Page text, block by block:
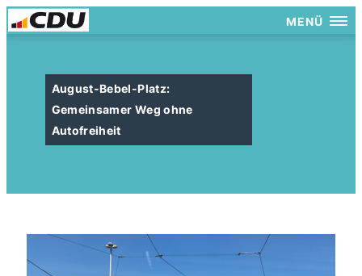
MENÜ
August-Bebel-Platz:
Gemeinsamer Weg ohne
Autofreiheit